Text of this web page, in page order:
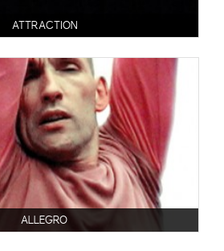
ATTRACTION
ALLEGRO